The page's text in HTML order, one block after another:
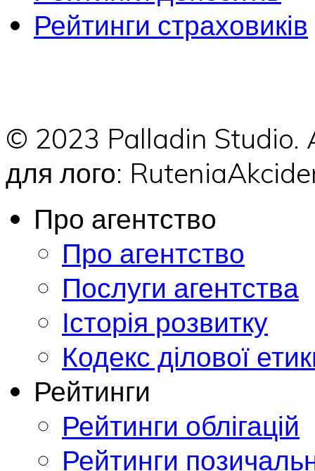
Рейтинги страховиків
© 2023 Palladin
для лого:
Про агентство
Про агентство
Послуги агентства
Історія розвитку
Кодекс ділової
Рейтинги
Рейтинги облігацій
Рейтинги